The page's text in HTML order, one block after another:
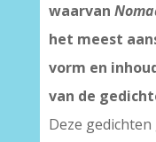
waarvan
het meest
vorm en
van de
Deze